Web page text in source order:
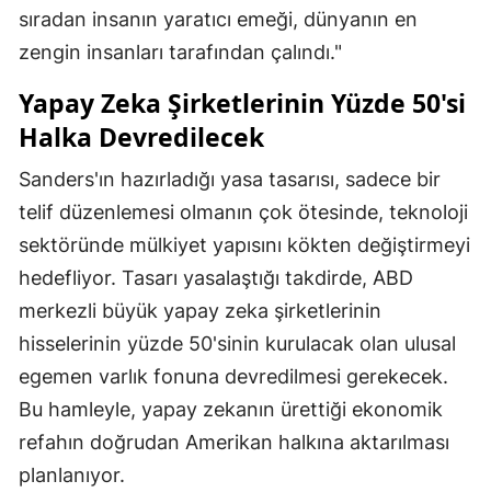
sıradan insanın yaratıcı emeği, dünyanın en
zengin insanları tarafından çalındı."
Yapay Zeka Şirketlerinin Yüzde 50'si
Halka Devredilecek
Sanders'ın hazırladığı yasa tasarısı, sadece bir
telif düzenlemesi olmanın çok ötesinde, teknoloji
sektöründe mülkiyet yapısını kökten değiştirmeyi
hedefliyor. Tasarı yasalaştığı takdirde, ABD
merkezli büyük yapay zeka şirketlerinin
hisselerinin yüzde 50'sinin kurulacak olan ulusal
egemen varlık fonuna devredilmesi gerekecek.
Bu hamleyle, yapay zekanın ürettiği ekonomik
refahın doğrudan Amerikan halkına aktarılması
planlanıyor.